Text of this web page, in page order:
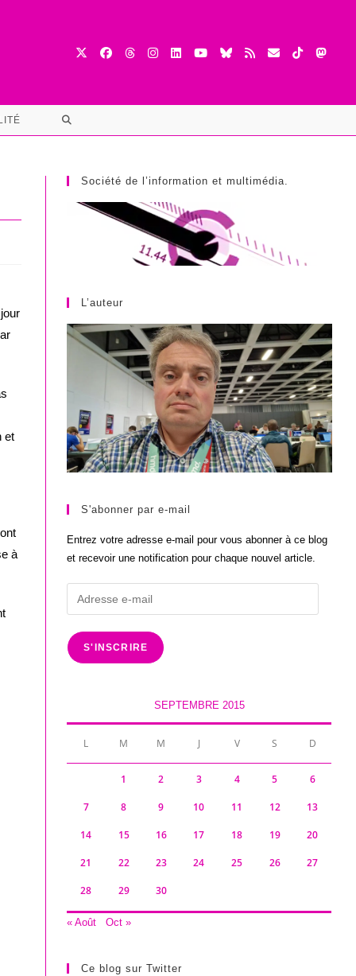
TOGGLE
SEARCH
et
à
Société de l’information et multimédia.
L’auteur
S'abonner par e-mail
Entrez votre adresse e-mail pour vous abonner à ce blog
et recevoir une notification pour chaque nouvel article.
Adresse
e-
mail
S'INSCRIRE
SEPTEMBRE 2015
L M M J V S D
1 2 3 4 5 6
7 8 9 10 11 12 13
14 15 16 17 18 19 20
21 22 23 24 25 26 27
28 29 30
« Août Oct »
Ce blog sur Twitter